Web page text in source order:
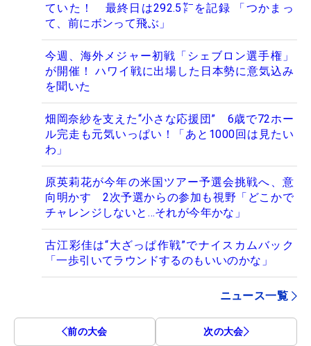
ていた！ 最終日は292.5㍎を記録 「つかまっ
て、前にボンって飛ぶ」
今週、海外メジャー初戦「シェブロン選手権」
が開催！ ハワイ戦に出場した日本勢に意気込み
を聞いた
畑岡奈紗を支えた“小さな応援団” 6歳で72ホー
ル完走も元気いっぱい！「あと1000回は見たい
わ」
原英莉花が今年の米国ツアー予選会挑戦へ、意
向明かす 2次予選からの参加も視野「どこかで
チャレンジしないと…それが今年かな」
古江彩佳は“大ざっぱ作戦”でナイスカムバック
「一歩引いてラウンドするのもいいのかな」
ニュース一覧
前の大会 次の大会